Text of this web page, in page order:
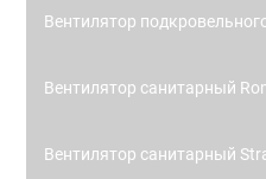
Вентилятор
Вентилятор санитарный
Вентилятор санитарный